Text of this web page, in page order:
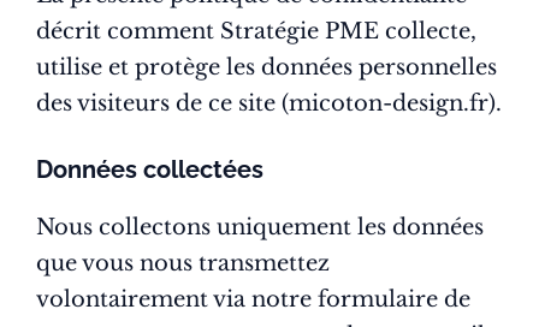
décrit comment Stratégie PME collecte,
utilise et protège les données personnelles
des visiteurs de ce site (micoton-design.fr).
Données collectées
Nous collectons uniquement les données
que vous nous transmettez
volontairement via notre formulaire de